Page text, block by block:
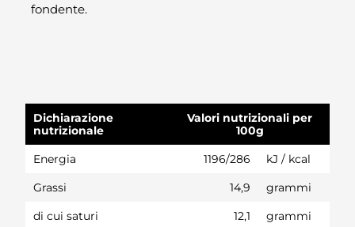
fondente.
Dichiarazione
nutrizionale
Valori nutrizionali per
100g
Energia 1196/286 kJ / kcal
Grassi 14,9 grammi
di cui saturi 12,1 grammi